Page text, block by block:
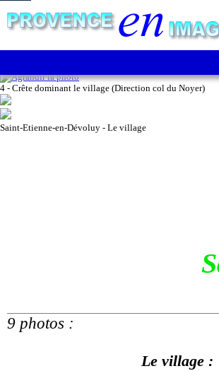
4 - Crête dominant le village (Direction col du Noyer)
Saint-Etienne-en-Dévoluy - Le village
9 photos :
Le village :